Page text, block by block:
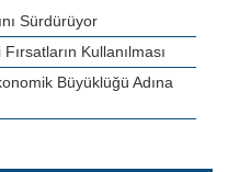
Sürdürüyor
Kullanılması
Büyüklüğü Adına